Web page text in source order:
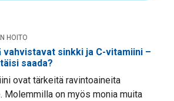
HOITO
vahvistavat sinkki ja C-vitamiini –
saada?
ovat tärkeitä ravintoaineita
Molemmilla on myös monia muita